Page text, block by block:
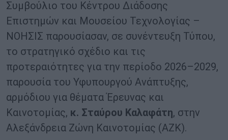
Συμβούλιο του Κέντρου Διάδοσης
Επιστημών και Μουσείου Τεχνολογίας –
ΝΟΗΣΙΣ παρουσίασαν, σε συνέντευξη Τύπου,
το στρατηγικό σχέδιο και τις
προτεραιότητες για την περίοδο 2026–2029,
παρουσία του Υφυπουργού Ανάπτυξης,
αρμόδιου για θέματα Έρευνας και
Καινοτομίας, κ. Σταύρου Καλαφάτη, στην
Αλεξάνδρεια Ζώνη Καινοτομίας (ΑΖΚ).